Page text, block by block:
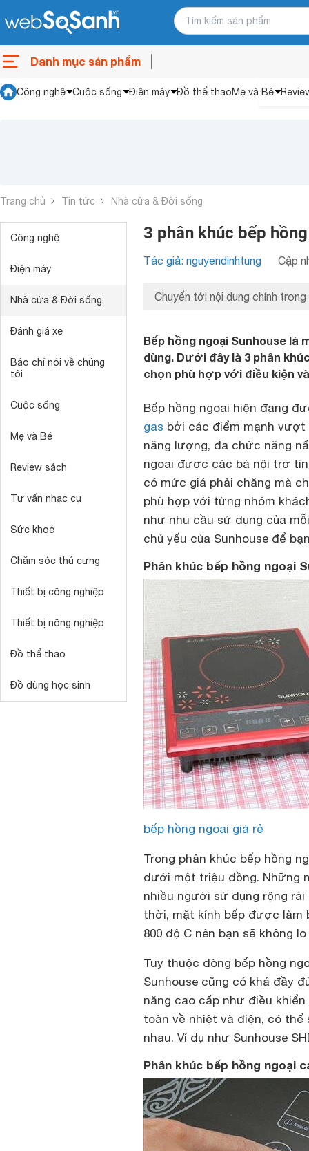
Danh mục sản phẩm
Công nghệ Cuộc sống Điện máy Đồ thể thaoMẹ và Bé
Trang chủ Tin tức Nhà cửa & Đời sống
Công nghệ
Điện máy
Nhà cửa & Đời sống
Đánh giá xe
Báo chí nói về chúng
tôi
Cuộc sống
Mẹ và Bé
Review sách
Tư vấn nhạc cụ
Sức khoẻ
Chăm sóc thú cưng
Thiết bị công nghiệp
Thiết bị nông nghiệp
Đồ thể thao
Đồ dùng học sinh
3 phân khúc bếp
Tác giả: nguyendinhtung Cập
Chuyển tới nội dung chính trong
Bếp hồng ngoại Sunhouse
dùng. Dưới đây là 3 phân
chọn phù hợp với điều kiện
Bếp hồng ngoại hiện đang
gas bởi các điểm mạnh vượt
năng lượng, đa chức năng
ngoại được các bà nội trợ
có mức giá phải chăng mà
phù hợp với từng nhóm
như nhu cầu sử dụng của
chủ yếu của Sunhouse để
Phân khúc bếp hồng ngoại
bếp hồng ngoại giá rẻ
Trong phân khúc bếp hồng
dưới một triệu đồng. Những
nhiều người sử dụng rộng
thời, mặt kính bếp được làm
800 độ C nên bạn sẽ không
Tuy thuộc dòng bếp hồng
Sunhouse cũng có khá đầy
năng cao cấp như điều
toàn về nhiệt và điện, có
nhau. Ví dụ như Sunhouse
Phân khúc bếp hồng ngoại